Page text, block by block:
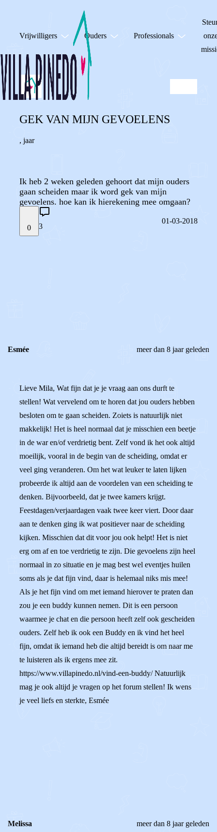
Vrijwilligers Ouders Professionals
GEK VAN MIJN GEVOELENS
, jaar
Ik heb 2 weken geleden gehoort dat mijn ouders
gaan scheiden maar ik word gek van mijn
gevoelens. hoe kan ik hierekening mee omgaan?
0 3
01-03-2018
Esmée meer dan 8 jaar geleden
Lieve Mila, Wat fijn dat je je vraag aan ons durft te
stellen! Wat vervelend om te horen dat jou ouders hebben
besloten om te gaan scheiden. Zoiets is natuurlijk niet
makkelijk! Het is heel normaal dat je misschien een beetje
in de war en/of verdrietig bent. Zelf vond ik het ook altijd
moeilijk, vooral in de begin van de scheiding, omdat er
veel ging veranderen. Om het wat leuker te laten lijken
probeerde ik altijd aan de voordelen van een scheiding te
denken. Bijvoorbeeld, dat je twee kamers krijgt.
Feestdagen/verjaardagen vaak twee keer viert. Door daar
aan te denken ging ik wat positiever naar de scheiding
kijken. Misschien dat dit voor jou ook helpt! Het is niet
erg om af en toe verdrietig te zijn. Die gevoelens zijn heel
normaal in zo situatie en je mag best wel eventjes huilen
soms als je dat fijn vind, daar is helemaal niks mis mee!
Als je het fijn vind om met iemand hierover te praten dan
zou je een buddy kunnen nemen. Dit is een persoon
waarmee je chat en die persoon heeft zelf ook gescheiden
ouders. Zelf heb ik ook een Buddy en ik vind het heel
fijn, omdat ik iemand heb die altijd bereidt is om naar me
te luisteren als ik ergens mee zit.
https://www.villapinedo.nl/vind-een-buddy/ Natuurlijk
mag je ook altijd je vragen op het forum stellen! Ik wens
je veel liefs en sterkte, Esmée
Melissa meer dan 8 jaar geleden